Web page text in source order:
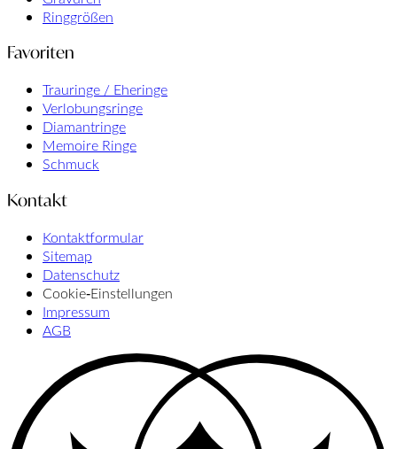
Ringgrößen
Favoriten
Trauringe / Eheringe
Verlobungsringe
Diamantringe
Memoire Ringe
Schmuck
Kontakt
Kontaktformular
Sitemap
Datenschutz
Cookie‑Einstellungen
Impressum
AGB